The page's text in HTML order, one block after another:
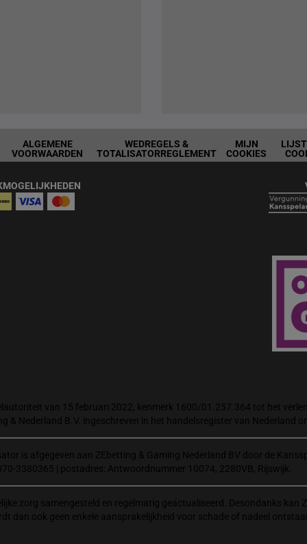
ALGEMENE
VOORWAARDEN
WEDREGELS &
TOTALISATORREGLEMENT
MIJN
COOKIES
van 15 februari 2022, kenmerk 1600/01.257.364 tot het
& Nederland B.V. ingeschreven in het handelsregister van Nederland
is afgegeven aan ZEbetting & Gaming Nederland BV door de
3380365 | postadres: Antwoordnummer 10074, 2280VB, Rijswijk.
zorg samengesteld en regelmatig geactualiseerd. Desondanks kan
dan ook geen enkele aansprakelijkheid voor schade of nadeel